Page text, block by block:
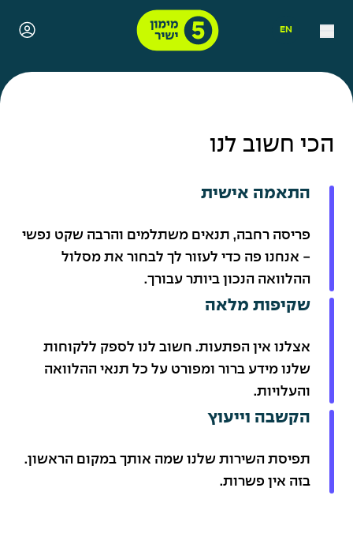
EN
מימון ישיר
הכי חשוב לנו
התאמה אישית
פריסה רחבה, תנאים משתלמים והרבה שקט נפשי
- אנחנו פה כדי לעזור לך לבחור את מסלול
ההלוואה הנכון ביותר עבורך.
שקיפות מלאה
אצלנו אין הפתעות. חשוב לנו לספק ללקוחות
שלנו מידע ברור ומפורט על כל תנאי ההלוואה
והעלויות.
הקשבה וייעוץ
תפיסת השירות שלנו שמה אותך במקום הראשון.
בזה אין פשרות.